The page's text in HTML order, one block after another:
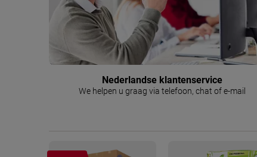
Nederlandse klantenservice
We helpen u graag via telefoon, chat of e-mail